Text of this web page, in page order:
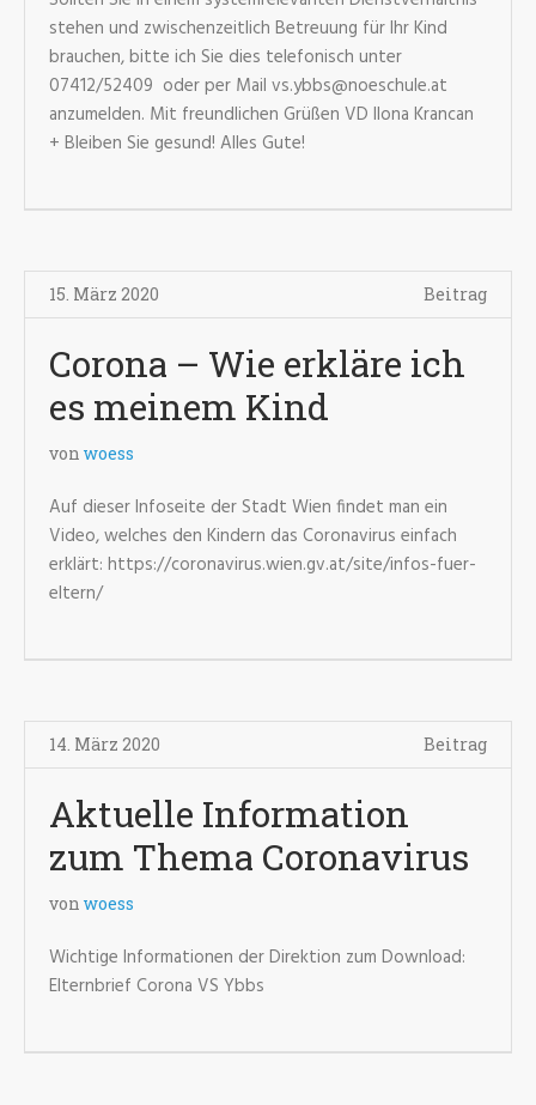
stehen und zwischenzeitlich Betreuung für Ihr Kind
brauchen, bitte ich Sie dies telefonisch unter
07412/52409 oder per Mail vs.ybbs@noeschule.at
anzumelden. Mit freundlichen Grüßen VD Ilona Krancan
+ Bleiben Sie gesund! Alles Gute!
15. März 2020 Beitrag
Corona – Wie erkläre ich
es meinem Kind
von woess
Auf dieser Infoseite der Stadt Wien findet man ein
Video, welches den Kindern das Coronavirus einfach
erklärt: https://coronavirus.wien.gv.at/site/infos-fuer-
eltern/
14. März 2020 Beitrag
Aktuelle Information
zum Thema Coronavirus
von woess
Wichtige Informationen der Direktion zum Download:
Elternbrief Corona VS Ybbs